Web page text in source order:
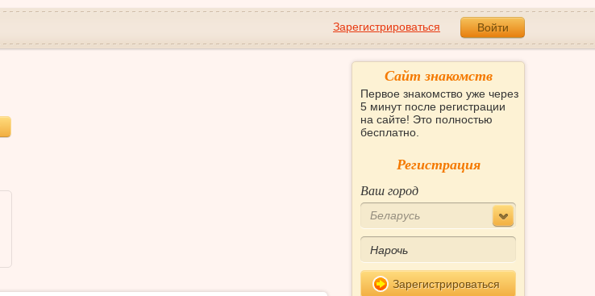
Зарегистрироваться Войти
Сайт знакомств
Первое знакомство уже через
5 минут после регистрации
на сайте! Это полностью
бесплатно.
Регистрация
Ваш город
Беларусь
Зарегистрироваться